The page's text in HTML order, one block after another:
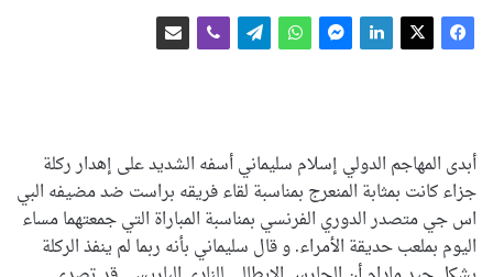
أبدى المهاجم الدولي إسلام سليماني أسفه الشديد على إهدار ركلة
جزاء كانت بمثابة المنعرج بمناسبة لقاء فريقه براست ضد مضيفه البي
اس جي متصدر الدوري الفرنسي بمناسبة المباراة التي جمعتهما مساء
اليوم بملعب حديقة الأمراء. و قال سليماني بأنه ربما لم ينفذ الركلة